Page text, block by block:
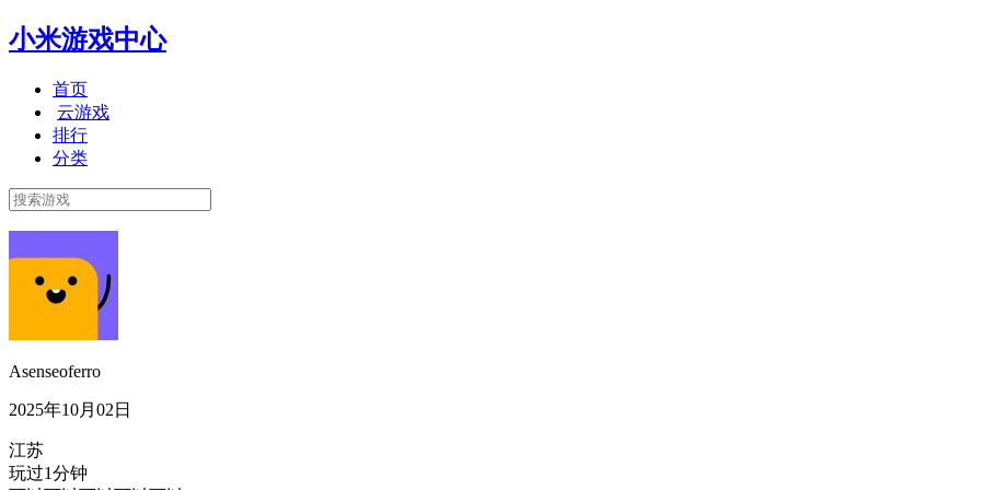
小米游戏中心
首页
云游戏
排行
分类
Asenseoferro
2025年10月02日
江苏
玩过1分钟